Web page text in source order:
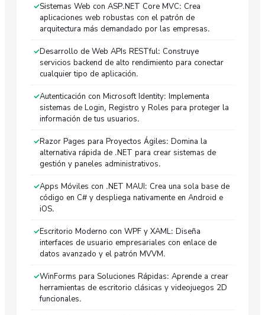
Sistemas Web con ASP.NET Core MVC: Crea
aplicaciones web robustas con el patrón de
arquitectura más demandado por las empresas.
Desarrollo de Web APIs RESTful: Construye
servicios backend de alto rendimiento para conectar
cualquier tipo de aplicación.
Autenticación con Microsoft Identity: Implementa
sistemas de Login, Registro y Roles para proteger la
información de tus usuarios.
Razor Pages para Proyectos Ágiles: Domina la
alternativa rápida de .NET para crear sistemas de
gestión y paneles administrativos.
Apps Móviles con .NET MAUI: Crea una sola base de
código en C# y despliega nativamente en Android e
iOS.
Escritorio Moderno con WPF y XAML: Diseña
interfaces de usuario empresariales con enlace de
datos avanzado y el patrón MVVM.
WinForms para Soluciones Rápidas: Aprende a crear
herramientas de escritorio clásicas y videojuegos 2D
funcionales.